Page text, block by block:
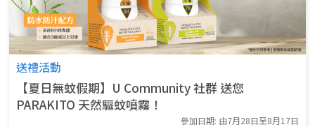
送禮活動
【夏日無蚊假期】U Community 社群 送您
PARAKITO 天然驅蚊噴霧！
參加日期: 由7月28日至8月17日